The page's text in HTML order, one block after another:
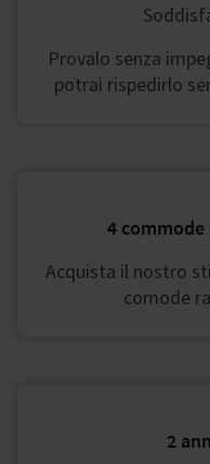
Provalo senza
potrai rispedirlo
4 commode
Acquista il nostro
comode
2